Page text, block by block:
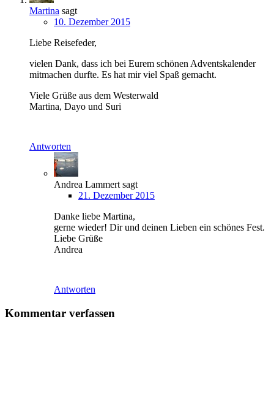
Martina sagt
10. Dezember 2015
Liebe Reisefeder,
vielen Dank, dass ich bei Eurem schönen Adventskalender
mitmachen durfte. Es hat mir viel Spaß gemacht.
Viele Grüße aus dem Westerwald
Martina, Dayo und Suri
Antworten
Andrea Lammert sagt
21. Dezember 2015
Danke liebe Martina,
gerne wieder! Dir und deinen Lieben ein schönes Fest.
Liebe Grüße
Andrea
Antworten
Kommentar verfassen